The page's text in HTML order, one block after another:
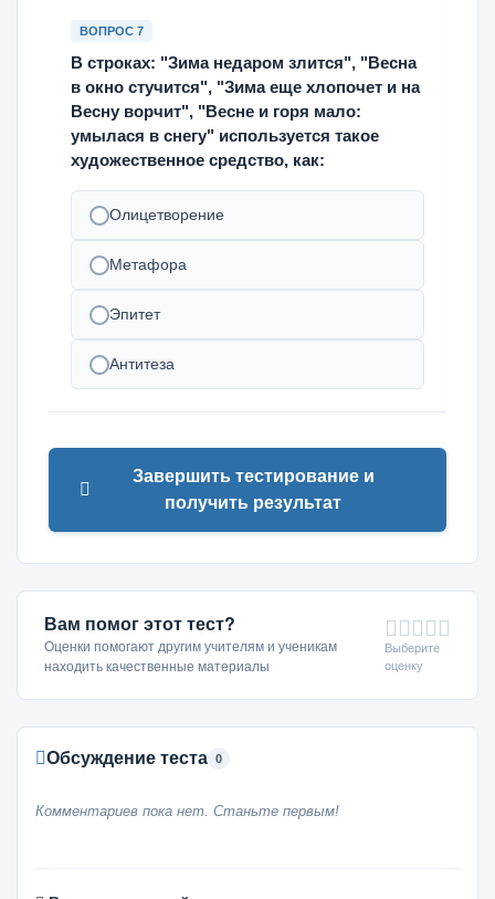
ВОПРОС 7
В строках: "Зима недаром злится", "Весна
в окно стучится", "Зима еще хлопочет и на
Весну ворчит", "Весне и горя мало:
умылася в снегу" используется такое
художественное средство, как:
Олицетворение
Метафора
Эпитет
Антитеза
Завершить тестирование и
получить результат
Вам помог этот тест?
Оценки помогают другим учителям и ученикам
находить качественные материалы
Выберите
оценку
Обсуждение теста 0
Комментариев пока нет. Станьте первым!